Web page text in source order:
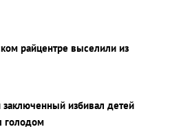
райцентре выселили из
избивал детей
голодом